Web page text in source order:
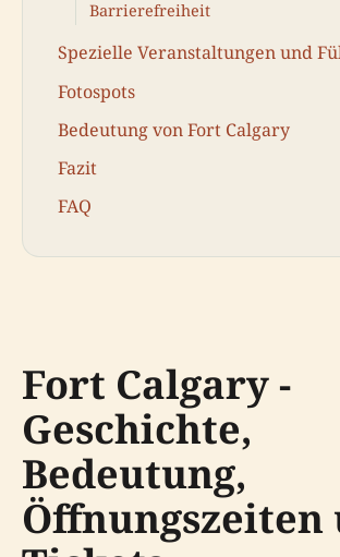
Barrierefreiheit
Spezielle Veranstaltungen und
Fotospots
Bedeutung von Fort Calgary
Fazit
FAQ
Fort Calgary -
Geschichte,
Bedeutung,
Öffnungszeiten